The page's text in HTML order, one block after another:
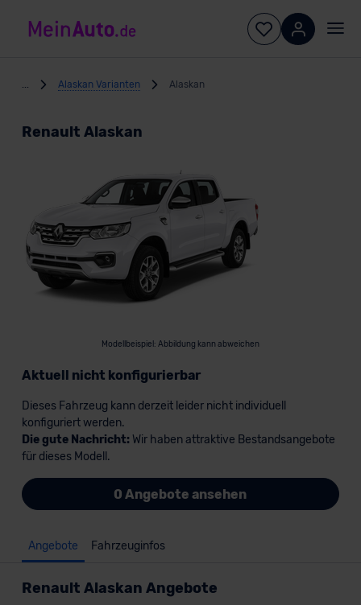
Alaskan Varianten Alaskan
Renault Alaskan
Modellbeispiel: Abbildung kann abweichen
Aktuell nicht konfigurierbar
Dieses Fahrzeug kann derzeit leider nicht individuell
konfiguriert werden.
Die gute Nachricht: Wir haben attraktive Bestandsangebote
für dieses Modell.
0 Angebote ansehen
Angebote Fahrzeuginfos
Renault Alaskan Angebote